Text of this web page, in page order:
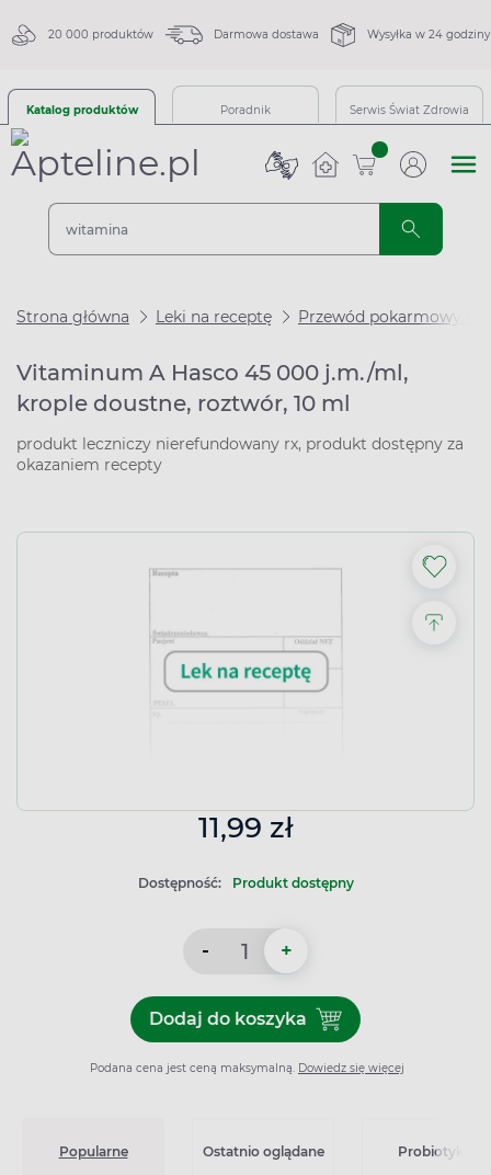
20 000 produktów Darmowa dostawa Wysyłka w 24 godziny
Katalog produktów Poradnik Serwis Świat Zdrowia
sztuk
Strona główna Leki na receptę Przewód pokarmowy i
Vitaminum A Hasco 45 000 j.m./ml,
krople doustne, roztwór, 10 ml
produkt leczniczy nierefundowany rx, produkt dostępny za
okazaniem recepty
11,99 zł
Dostępność: Produkt dostępny
- +
Dodaj do koszykaDodaj do koszyka
Podana cena jest ceną maksymalną. Dowiedz się więcej
Popularne Ostatnio oglądane Probiotyki